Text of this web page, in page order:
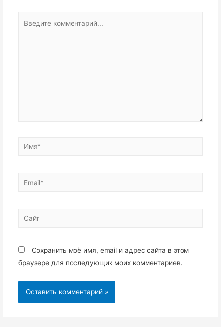
Имя*
Email*
Сайт
Сохранить моё имя, email и адрес сайта в этом
браузере для последующих моих комментариев.